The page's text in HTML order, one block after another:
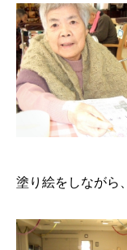
塗り絵をしながら、